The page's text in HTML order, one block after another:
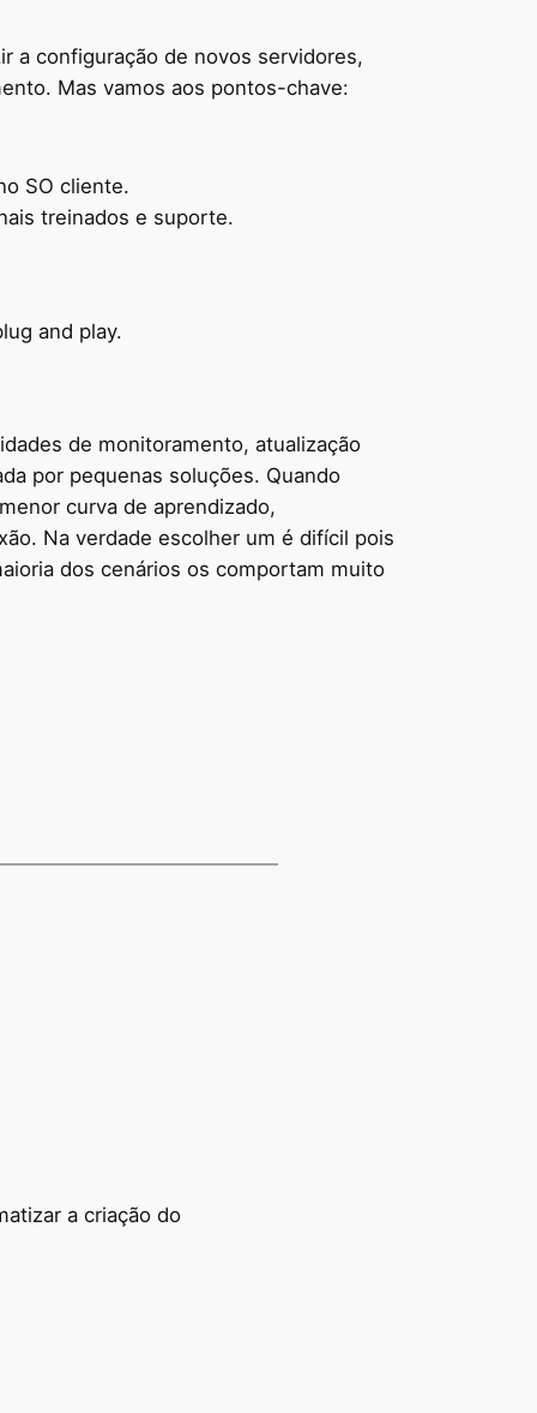
a configuração de novos servidores,
Mas vamos aos pontos-chave:
SO cliente.
treinados e suporte.
and play.
de monitoramento, atualização
por pequenas soluções. Quando
curva de aprendizado,
Na verdade escolher um é difícil pois
dos cenários os comportam muito
a criação do